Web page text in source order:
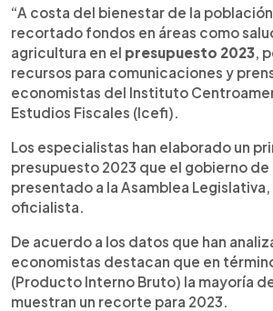
Escuchar artículo
“A costa del bienestar de la
recortado fondos en áreas como
agricultura en el presupuesto 2023 ,
recursos para comunicaciones y
economistas del Instituto
Estudios Fiscales (Icefi).
Los especialistas han elaborado un
presupuesto 2023 que el gobierno de
presentado a la Asamblea
oficialista.
De acuerdo a los datos que han
economistas destacan que en
(Producto Interno Bruto) la mayoría
muestran un recorte para 2023.